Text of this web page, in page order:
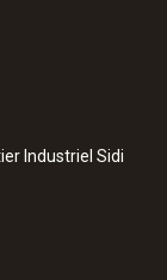
Industriel Sidi